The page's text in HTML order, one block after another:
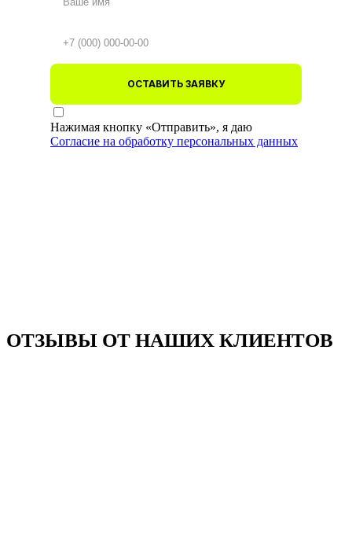
ОСТАВИТЬ ЗАЯВКУ
Нажимая кнопку «Отправить», я даю
Согласие на обработку персональных данных
ОТЗЫВЫ ОТ НАШИХ КЛИЕНТОВ